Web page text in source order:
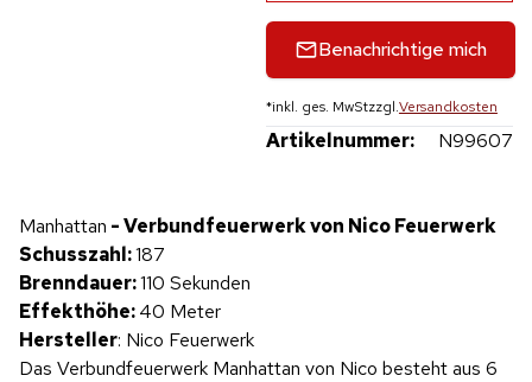
Benachrichtige mich
*inkl. ges. MwStzzgl.Versandkosten
Artikelnummer: N99607
Produktvideo
Manhattan - Verbundfeuerwerk von Nico Feuerwerk
Schusszahl:187
Brenndauer:110 Sekunden
Effekthöhe:40 Meter
Hersteller: Nico Feuerwerk
Das Verbundfeuerwerk Manhattan von Nico besteht aus 6